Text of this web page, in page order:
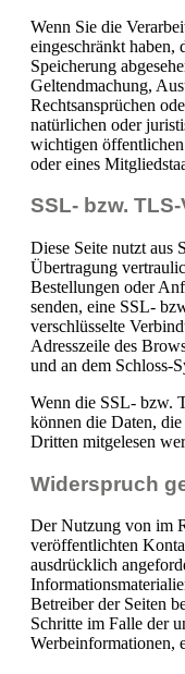
Wenn Sie die
eingeschränkt haben,
Speicherung
Geltendmachung,
Rechtsansprüchen
natürlichen oder
wichtigen
oder eines
SSL- bzw.
Diese Seite nutzt aus
Übertragung
Bestellungen oder
senden, eine SSL-
verschlüsselte
Adresszeile des
und an dem Schloss-
Wenn die SSL- bzw.
können die Daten,
Dritten mitgelesen
Widerspruch
Der Nutzung von im
veröffentlichten
ausdrücklich
Betreiber der Seiten
Schritte im Falle der
Werbeinformationen,